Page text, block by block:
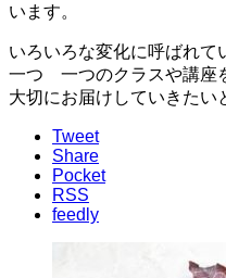
います。
いろいろな変化に呼ばれて
一つ 一つのクラスや講座
大切にお届けしていきたい
Tweet
Share
Pocket
RSS
feedly